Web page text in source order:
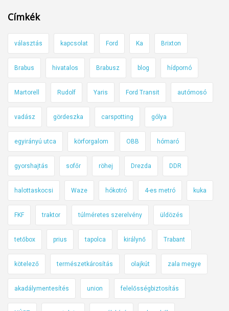
z
a
s
z
r
á
d
a
h
e
n
ő
-
v
é
Címkék
választás kapcsolat Ford Ka Brixton
Brabus hivatalos Brabusz blog hídpornó
Martorell Rudolf Yaris Ford Transit autómosó
vadász gördeszka carspotting gólya
egyirányú utca körforgalom OBB hómaró
gyorshajtás sofőr röhej Drezda DDR
halottaskocsi Waze hókotró 4-es metró kuka
FKF traktor túlméretes szerelvény üldözés
tetőbox prius tapolca királynő Trabant
kötelező természetkárosítás olajkút zala megye
akadálymentesítés union felelősségbiztosítás